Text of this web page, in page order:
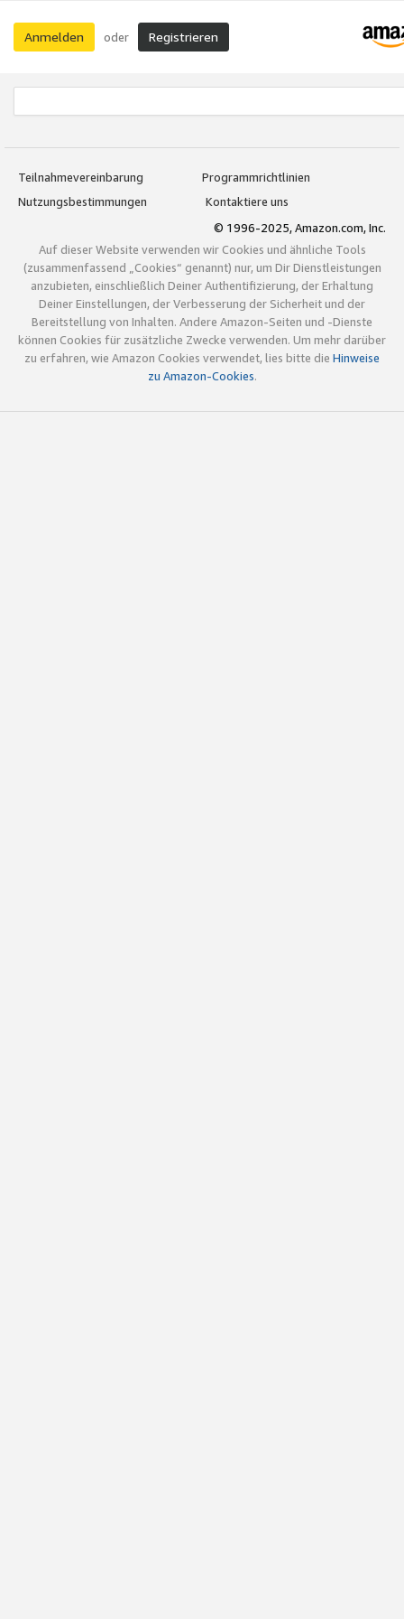
Anmelden oder Registrieren
Teilnahmevereinbarung
Programmrichtlinien
Nutzungsbestimmungen
Kontaktiere uns
© 1996-2025, Amazon.com, Inc.
Auf dieser Website verwenden wir Cookies und ähnliche Tools
(zusammenfassend „Cookies“ genannt) nur, um Dir Dienstleistungen
anzubieten, einschließlich Deiner Authentifizierung, der Erhaltung
Deiner Einstellungen, der Verbesserung der Sicherheit und der
Bereitstellung von Inhalten. Andere Amazon-Seiten und -Dienste
können Cookies für zusätzliche Zwecke verwenden. Um mehr darüber
zu erfahren, wie Amazon Cookies verwendet, lies bitte die Hinweise
zu Amazon-Cookies.